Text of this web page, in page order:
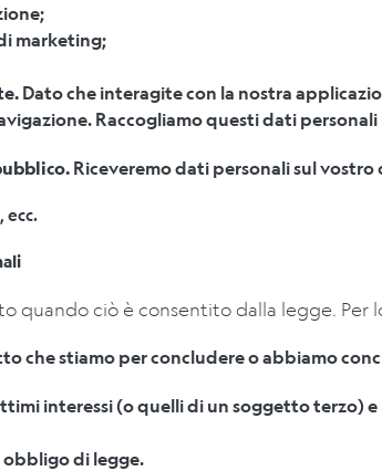
marketing;
Dato che interagite con la nostra
Raccogliamo questi dati
Riceveremo dati personali sul
ecc.
quando ciò è consentito dalla legge.
che stiamo per concludere o abbiamo
interessi (o quelli di un soggetto
di legge.